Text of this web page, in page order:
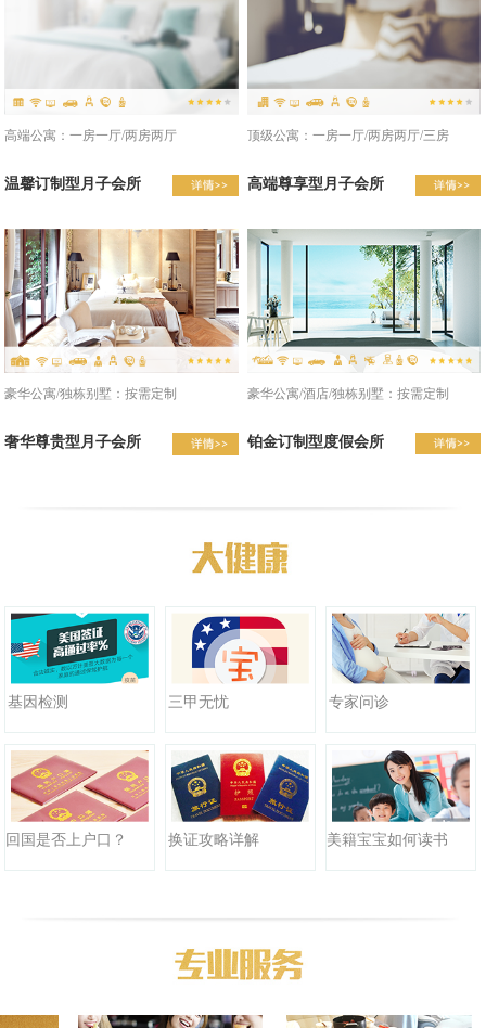
高端公寓：一房一厅/两房两厅
温馨订制型月子会所
顶级公寓：一房一厅/两房两厅/三房
高端尊享型月子会所
豪华公寓/独栋别墅：按需定制
奢华尊贵型月子会所
豪华公寓/酒店/独栋别墅：按需定制
铂金订制型度假会所
基因检测 三甲无忧 专家问诊
回国是否上户口？ 换证攻略详解 美籍宝宝如何读书